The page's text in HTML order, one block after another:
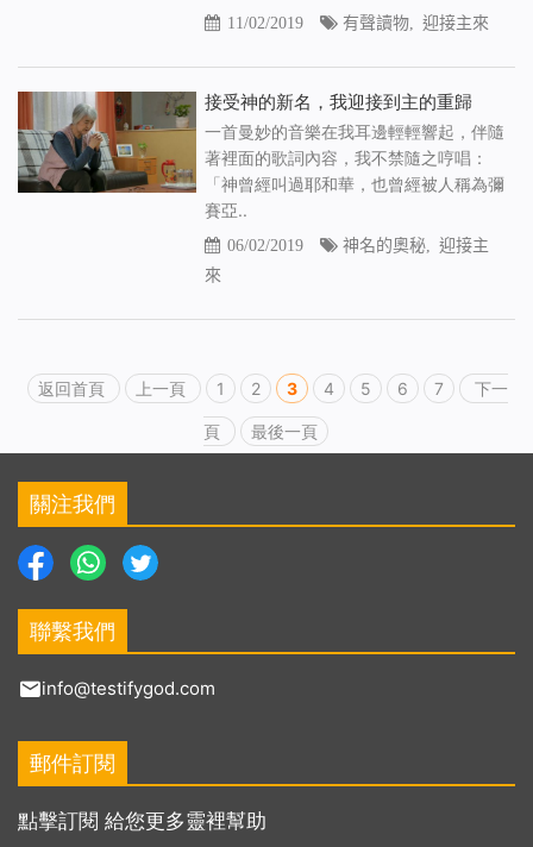
11/02/2019 有聲讀物, 迎接主來
接受神的新名，我迎接到主的重歸
一首曼妙的音樂在我耳邊輕輕響起，伴隨
著裡面的歌詞內容，我不禁隨之哼唱：
「神曾經叫過耶和華，也曾經被人稱為彌
賽亞..
06/02/2019 神名的奧秘, 迎接主
來
返回首頁 上一頁 1 2 3 4 5 6 7 下一
頁 最後一頁
關注我們
聯繫我們
info@testifygod.com
郵件訂閱
點擊訂閱 給您更多靈裡幫助